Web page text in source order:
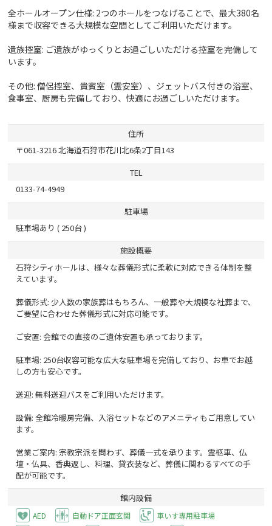
全ホールオープン仕様: 2つのホールをつなげることで、最大380名
様まで収容できる大規模な空間としてご利用いただけます。
遺族控室: ご遺族がゆっくりとお過ごしいただける控室を完備して
います。
その他: 僧侶控室、貴賓室（霊安室）、ジェットバス付きの浴室、
食事室、厨房も完備しており、快適にお過ごしいただけます。
住所
〒061-3216 北海道石狩市花川北6条2丁目143
TEL
0133-74-4949
駐車場
駐車場あり ( 250台 )
施設概要
石狩シティホールは、様々な葬儀形式に柔軟に対応できる体制を整
えています。
葬儀形式: 少人数の家族葬はもちろん、一般葬や大規模な社葬まで、
ご要望に合わせた葬儀形式に対応可能です。
ご安置: 会館での直接のご遺体安置も承っております。
駐車場: 250台収容可能な広大な駐車場を完備しており、お車でお越
しの方も安心です。
送迎: 無料送迎バスをご利用いただけます。
設備: 全館冷暖房完備、入浴セットなどのアメニティもご用意してい
ます。
営業ご案内: 宗教宗派を問わず、葬儀一式を承ります。霊柩車、仏
壇・仏具、香典返し、料理、貸衣装など、葬儀に関わるすべての手
配が可能です。
館内設備
AED 自動ドア正面玄関 車いす専用駐車場